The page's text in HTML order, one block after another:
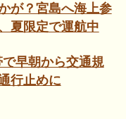
が？宮島へ海上参
夏限定で運航中
で早朝から交通規
行止めに